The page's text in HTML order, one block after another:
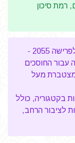
רמת סיכון
"מנורה מבטחים פנסיה - מסלול יעד לפרישה 2055 -
עבור החוסכים
מצטברת מעל
בקטגוריה, כולל
לציבור הרחב,